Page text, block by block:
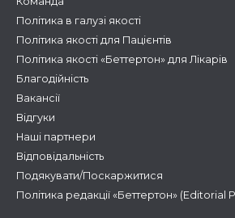
Політика в галузі якості
Політика якості для Пацієнтів
Політика якості «Беттертон» для Лікарів
Благодійність
Вакансії
Відгуки
Наші партнери
Відповідальність
Подякувати/Поскаржитися
Політика редакції «Беттертон» (Editorial